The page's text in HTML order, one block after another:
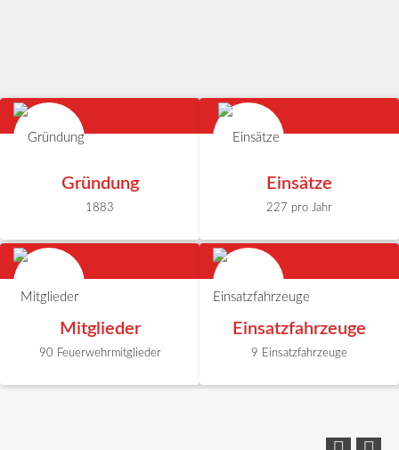
Gründung
1883
Einsätze
227 pro Jahr
Mitglieder
90 Feuerwehrmitglieder
Einsatzfahrzeuge
9 Einsatzfahrzeuge